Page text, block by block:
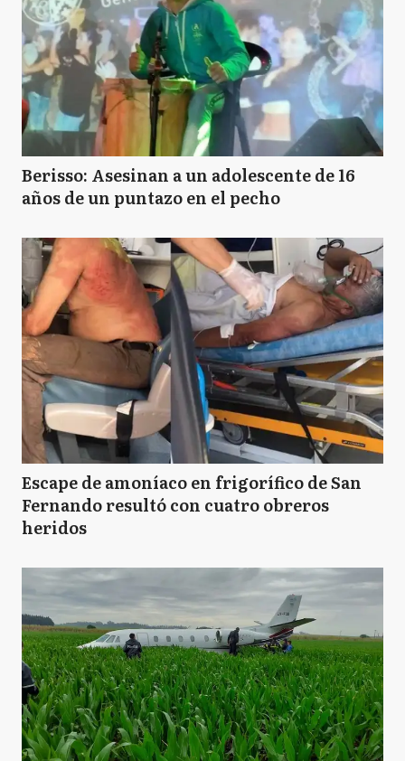
Berisso: Asesinan a un adolescente de 16
años de un puntazo en el pecho
Escape de amoníaco en frigorífico de San
Fernando resultó con cuatro obreros
heridos